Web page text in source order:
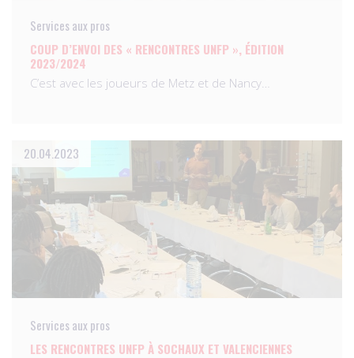
Services aux pros
COUP D’ENVOI DES « RENCONTRES UNFP », ÉDITION
2023/2024
C’est avec les joueurs de Metz et de Nancy…
20.04.2023
Services aux pros
LES RENCONTRES UNFP À SOCHAUX ET VALENCIENNES